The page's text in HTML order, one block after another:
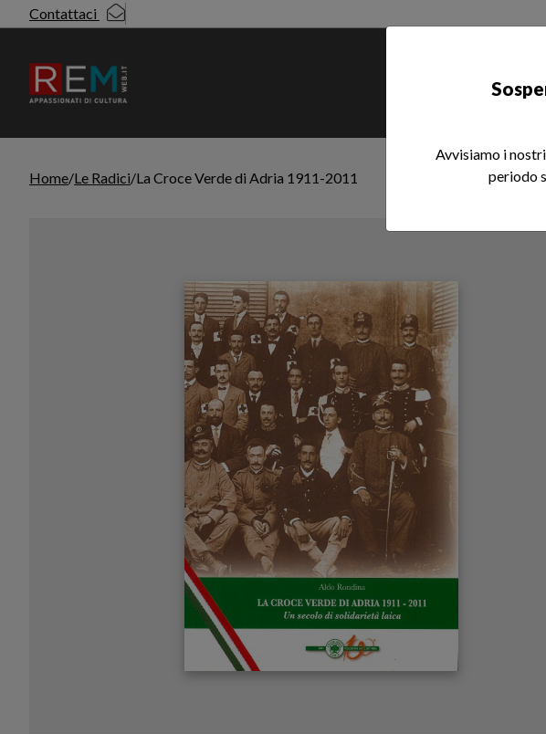
Contattaci
Libri
Home Le Radici La Croce Verde di Adria 1911-2011
Avvisiamo i
periodo